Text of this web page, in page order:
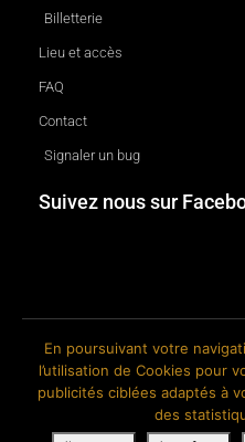
Billetterie
Lieu et accès
FAQ
Contact
Signaler un bug
Suivez nous sur
© 2018-2026 The Ink Factory.
En poursuivant votre
l’utilisation de Cookies pour
publicités ciblées adaptés à
des